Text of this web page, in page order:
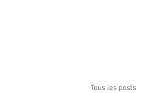
Tous les posts